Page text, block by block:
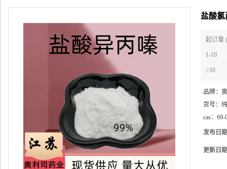
盐酸氯
起订量
1-10
≥10
品牌：
货号：
cas： 69-
发布日
更新日